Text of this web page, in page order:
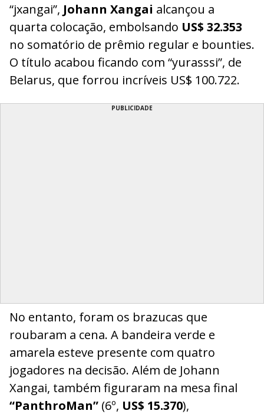
“jxangai”, Johann Xangai alcançou a
quarta colocação, embolsando US$ 32.353
no somatório de prêmio regular e bounties.
O título acabou ficando com “yurasssi”, de
Belarus, que forrou incríveis US$ 100.722.
PUBLICIDADE
No entanto, foram os brazucas que
roubaram a cena. A bandeira verde e
amarela esteve presente com quatro
jogadores na decisão. Além de Johann
Xangai, também figuraram na mesa final
“PanthroMan” (6º, US$ 15.370),